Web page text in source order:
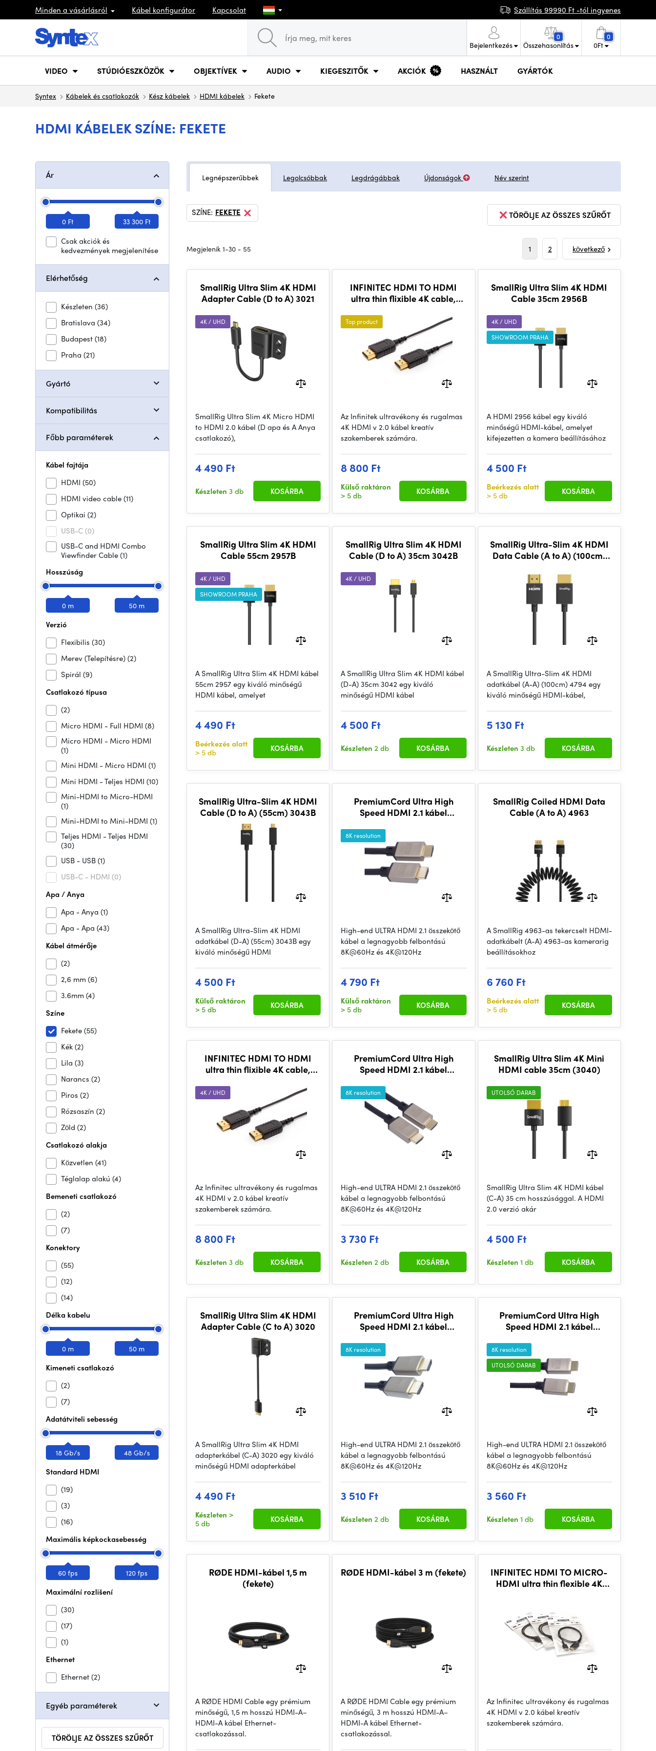
Minden a vásárlásról Kábel konfigurátor Kapcsolat Szállítás 99990 Ft -tól ingyenes
Bejelentkezés
0
Összehasonlítás
0
0Ft
VIDEO STÚDIÓESZKÖZÖK OBJEKTÍVEK AUDIO KIEGESZITŐK AKCIÓK HASZNÁLT GYÁRTÓK
Syntex Kábelek és csatlakozók Kész kábelek HDMI kábelek Fekete
HDMI KÁBELEK SZÍNE: FEKETE
Ár
0 Ft 33 300 Ft
Csak akciók és
kedvezmények megjelenítése
Elérhetőség
Készleten (36)
Bratislava (34)
Budapest(18)
Praha (21)
Gyártó
Kompatibilitás
Főbb paraméterek
Kábel fajtája
HDMI (50)
HDMI video cable(11)
Optikai (2)
USB-C (0)
USB-C and HDMI Combo
Viewfinder Cable(1)
Hosszúság
0 m 50 m
Verzió
Flexibilis (30)
Merev (Telepítésre)(2)
Spirál (9)
Csatlakozó típusa
(2)
Micro HDMI - Full HDMI (8)
Micro HDMI - Micro HDMI
(1)
Mini HDMI - Micro HDMI (1)
Mini HDMI - Teljes HDMI (10)
Mini-HDMI to Micro-HDMI
(1)
Mini-HDMI to Mini-HDMI (1)
Teljes HDMI - Teljes HDMI
(30)
USB - USB(1)
USB-C - HDMI (0)
Apa / Anya
Apa - Anya (1)
Apa - Apa (43)
Kábel átmérője
(2)
2,6 mm(6)
3.6mm(4)
Színe
Fekete(55)
Kék(2)
Lila (3)
Narancs (2)
Piros (2)
Rózsaszín (2)
Zöld (2)
Csatlakozó alakja
Közvetlen (41)
Téglalap alakú (4)
Bemeneti csatlakozó
(2)
(7)
Konektory
(55)
(12)
(14)
Délka kabelu
0 m 50 m
Kimeneti csatlakozó
(2)
(7)
Adatátviteli sebesség
18 Gb/s 48 Gb/s
Standard HDMI
(19)
(3)
(16)
Maximális képkockasebesség
60 fps 120 fps
Maximální rozlišení
(30)
(17)
(1)
Ethernet
Ethernet(2)
Egyéb paraméterek
TÖRÖLJE AZ ÖSSZES SZŰRŐT
Legnépszerűbbek Legolcsóbbak Legdrágábbak Újdonságok Név szerint
TÖRÖLJE AZ ÖSSZES SZŰRŐT
SZÍNE: FEKETE
Megjelenik 1-30 - 55 1 2 következő
SmallRig Ultra Slim 4K HDMI
Adapter Cable (D to A) 3021
4K / UHD
SmallRig Ultra Slim 4K Micro HDMI
to HDMI 2.0 kábel (D apa és A Anya
csatlakozó),
4 490 Ft
Készleten 3 db KOSÁRBA
INFINITEC HDMI TO HDMI
ultra thin flixible 4K cable,
Top product
Az Infinitek ultravékony és rugalmas
4K HDMI v 2.0 kábel kreatív
szakemberek számára.
8 800 Ft
Külső raktáron
> 5 db
KOSÁRBA
SmallRig Ultra Slim 4K HDMI
Cable 35cm 2956B
4K / UHD
SHOWROOM PRAHA
A HDMI 2956 kábel egy kiváló
minőségű HDMI-kábel, amelyet
kifejezetten a kamera beállításához
4 500 Ft
Beérkezés alatt
> 5 db
KOSÁRBA
SmallRig Ultra Slim 4K HDMI
Cable 55cm 2957B
4K / UHD
SHOWROOM PRAHA
A SmallRig Ultra Slim 4K HDMI kábel
55cm 2957 egy kiváló minőségű
HDMI kábel, amelyet
4 490 Ft
Beérkezés alatt
> 5 db
KOSÁRBA
SmallRig Ultra Slim 4K HDMI
Cable (D to A) 35cm 3042B
4K / UHD
A SmallRig Ultra Slim 4K HDMI kábel
(D-A) 35cm 3042 egy kiváló
minőségű HDMI kábel
4 500 Ft
Készleten2 db KOSÁRBA
SmallRig Ultra-Slim 4K HDMI
Data Cable (A to A) (100cm)
A SmallRig Ultra-Slim 4K HDMI
adatkábel (A-A) (100cm) 4794 egy
kiváló minőségű HDMI-kábel,
5 130 Ft
Készleten 3 db KOSÁRBA
SmallRig Ultra-Slim 4K HDMI
Cable (D to A) (55cm) 3043B
A SmallRig Ultra-Slim 4K HDMI
adatkábel (D-A) (55cm) 3043B egy
kiváló minőségű HDMI
4 500 Ft
Külső raktáron
> 5 db
KOSÁRBA
PremiumCord Ultra High
Speed HDMI 2.1 kábel
hosszúság 3m fém aranyozott
csatlakozókkal
8K resolution
High-end ULTRA HDMI 2.1 összekötő
kábel a legnagyobb felbontású
8K@60Hz és 4K@120Hz
4 790 Ft
Külső raktáron
> 5 db
KOSÁRBA
SmallRig Coiled HDMI Data
Cable (A to A) 4963
A SmallRig 4963-as tekercselt HDMI-
adatkábelt (A-A) 4963-as kamerarig
beállításokhoz
6 760 Ft
Beérkezés alatt
> 5 db
KOSÁRBA
INFINITEC HDMI TO HDMI
ultra thin flixible 4K cable,
4K / UHD
Az Infinitec ultravékony és rugalmas
4K HDMI v 2.0 kábel kreatív
szakemberek számára.
8 800 Ft
Készleten 3 db KOSÁRBA
PremiumCord Ultra High
Speed HDMI 2.1 kábel
hosszúság 2m fém aranyozott
csatlakozókkal
8K resolution
High-end ULTRA HDMI 2.1 összekötő
kábel a legnagyobb felbontású
8K@60Hz és 4K@120Hz
3 730 Ft
Készleten2 db KOSÁRBA
SmallRig Ultra Slim 4K Mini
HDMI cable 35cm (3040)
UTOLSÓ DARAB
SmallRig Ultra Slim 4K HDMI kábel
(C-A) 35 cm hosszúsággal. A HDMI
2.0 verzió akár
4 500 Ft
Készleten 1 db KOSÁRBA
SmallRig Ultra Slim 4K HDMI
Adapter Cable (C to A) 3020
A SmallRig Ultra Slim 4K HDMI
adapterkábel (C-A) 3020 egy kiváló
minőségű HDMI adapterkábel
4 490 Ft
Készleten >
5 db
KOSÁRBA
PremiumCord Ultra High
Speed HDMI 2.1 kábel
0.5m fém aranyozott
csatlakozókkal
8K resolution
High-end ULTRA HDMI 2.1 összekötő
kábel a legnagyobb felbontású
8K@60Hz és 4K@120Hz
3 510 Ft
Készleten2 db KOSÁRBA
PremiumCord Ultra High
Speed HDMI 2.1 kábel
1.5m fém aranyozott
csatlakozókkal
8K resolution
UTOLSÓ DARAB
High-end ULTRA HDMI 2.1 összekötő
kábel a legnagyobb felbontású
8K@60Hz és 4K@120Hz
3 560 Ft
Készleten 1 db KOSÁRBA
RØDE HDMI-kábel 1,5 m
(fekete)
A RØDE HDMI Cable egy prémium
minőségű, 1,5 m hosszú HDMI-A–
HDMI-A kábel Ethernet-
csatlakozással.
RØDE HDMI-kábel 3 m (fekete)
A RØDE HDMI Cable egy prémium
minőségű, 3 m hosszú HDMI-A–
HDMI-A kábel Ethernet-
csatlakozással.
INFINITEC HDMI TO MICRO-
HDMI ultra thin flexible 4K
Az Infinitec ultravékony és rugalmas
4K HDMI v 2.0 kábel kreatív
szakemberek számára.